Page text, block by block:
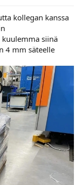
kollegan kanssa
kuulemma siinä
4 mm säteelle